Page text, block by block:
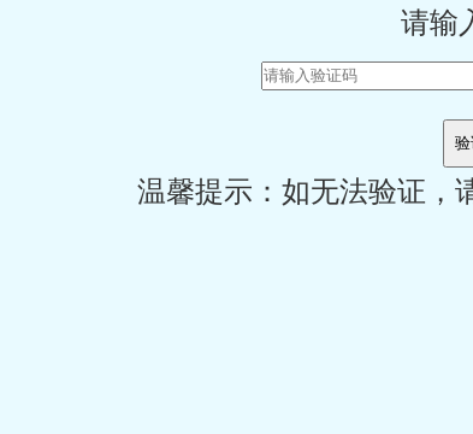
请输
温馨提示：如无法验证，